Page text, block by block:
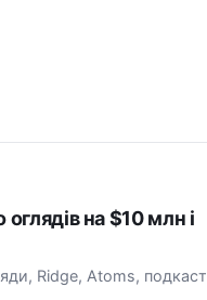
на $10 млн і
Ridge, Atoms, подкаст